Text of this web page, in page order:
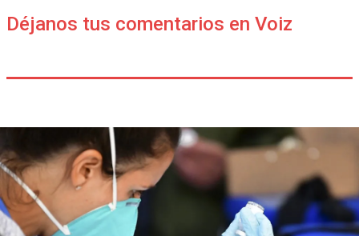
Déjanos tus comentarios en Voiz